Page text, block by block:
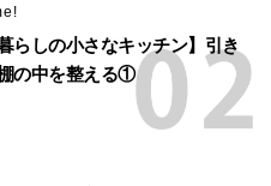
らしの小さなキッチン】引き
の中を整える①